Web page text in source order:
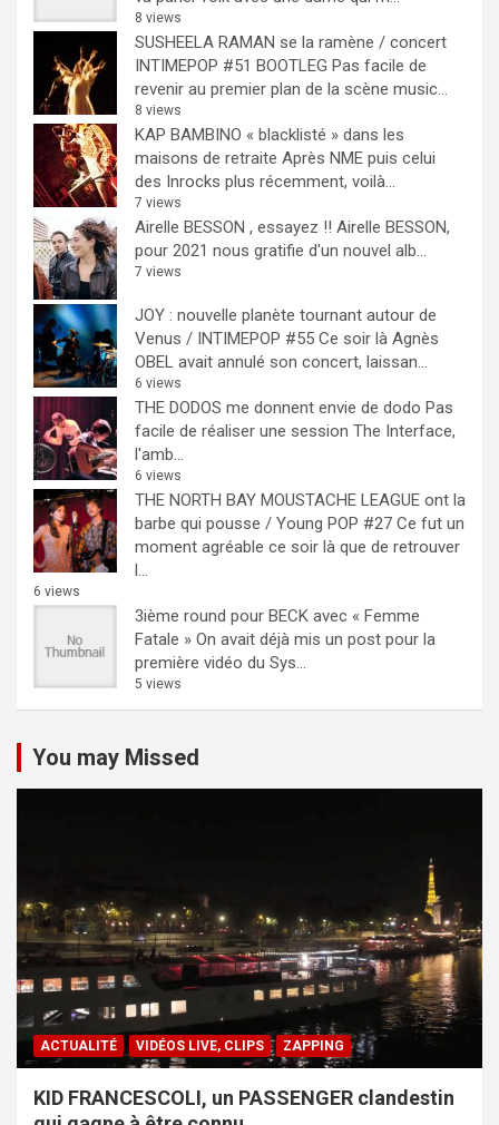
8 views
SUSHEELA RAMAN se la ramène / concert
INTIMEPOP #51 BOOTLEG Pas facile de
revenir au premier plan de la scène music...
8 views
KAP BAMBINO « blacklisté » dans les
maisons de retraite Après NME puis celui
des Inrocks plus récemment, voilà...
7 views
Airelle BESSON , essayez !! Airelle BESSON,
pour 2021 nous gratifie d'un nouvel alb...
7 views
JOY : nouvelle planète tournant autour de
Venus / INTIMEPOP #55 Ce soir là Agnès
OBEL avait annulé son concert, laissan...
6 views
THE DODOS me donnent envie de dodo Pas
facile de réaliser une session The Interface,
l'amb...
6 views
THE NORTH BAY MOUSTACHE LEAGUE ont la
barbe qui pousse / Young POP #27 Ce fut un
moment agréable ce soir là que de retrouver
l...
6 views
3ième round pour BECK avec « Femme
Fatale » On avait déjà mis un post pour la
première vidéo du Sys...
5 views
You may Missed
ACTUALITÉ VIDÉOS LIVE, CLIPS ZAPPING
KID FRANCESCOLI, un PASSENGER clandestin